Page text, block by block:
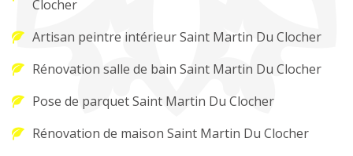
Clocher
Artisan peintre intérieur Saint Martin Du Clocher
Rénovation salle de bain Saint Martin Du Clocher
Pose de parquet Saint Martin Du Clocher
Rénovation de maison Saint Martin Du Clocher